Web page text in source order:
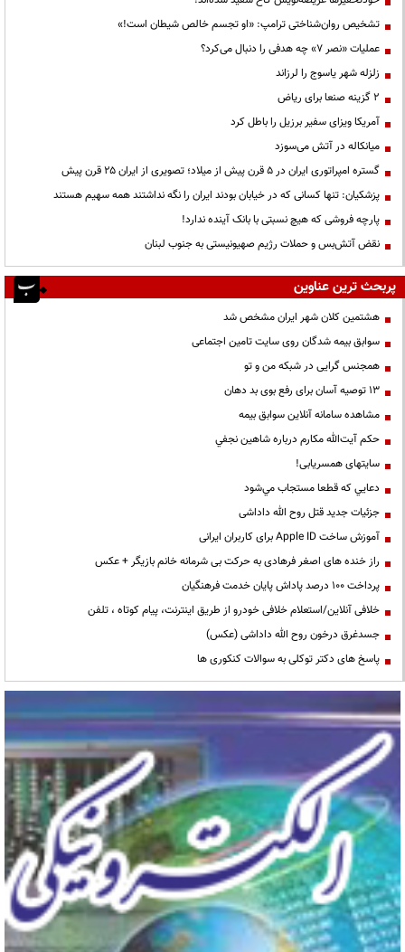
تشخیص روان‌شناختی ترامپ: «او تجسم خالص شیطان است!»
عملیات «نصر ۷» چه هدفی را دنبال می‌کرد؟
زلزله شهر یاسوج را لرزاند
۲ گزینه صنعا برای ریاض
آمریکا ویزای سفیر برزیل را باطل کرد
میانکاله در آتش می‌سوزد
گستره امپراتوری ایران در ۵ قرن پیش از میلاد؛ تصویری از ایران ۲۵ قرن پیش
پزشکیان: تنها کسانی که در خیابان بودند ایران را نگه نداشتند همه سهیم هستند
پارچه فروشی که هیچ نسبتی با بانک آینده ندارد!
نقض آتش‌بس و حملات رژیم صهیونیستی به جنوب لبنان
پربحث ترین عناوین
هشتمین کلان شهر ایران مشخص شد
سوابق بیمه شدگان روی سایت تامین اجتماعی
همجنس گرایی در شبکه من و تو
13 توصیه آسان برای رفع بوی بد دهان
مشاهده سامانه آنلاين سوابق بیمه
حكم آيت‌الله مكارم درباره شاهين نجفي
سایتهای همسریابی!
دعايي كه قطعا مستجاب مي‌شود
جزئیات جدید قتل روح الله داداشی
آموزش ساخت Apple ID برای کاربران ایرانی
راز خنده های اصغر فرهادی به حرکت بی شرمانه خانم بازیگر + عکس
پرداخت ۱۰۰ درصد پاداش پایان خدمت فرهنگیان
خلافی آنلاین/استعلام خلافی خودرو از طریق اینترنت، پیام کوتاه ، تلفن
جسدغرق درخون روح الله داداشی (عکس)
پاسخ های دکتر توکلی به سوالات کنکوری ها